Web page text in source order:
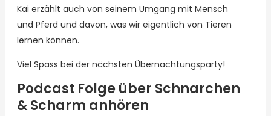
Kai erzählt auch von seinem Umgang mit Mensch
und Pferd und davon, was wir eigentlich von Tieren
lernen können.
Viel Spass bei der nächsten Übernachtungsparty!
Podcast Folge über Schnarchen
& Scharm anhören